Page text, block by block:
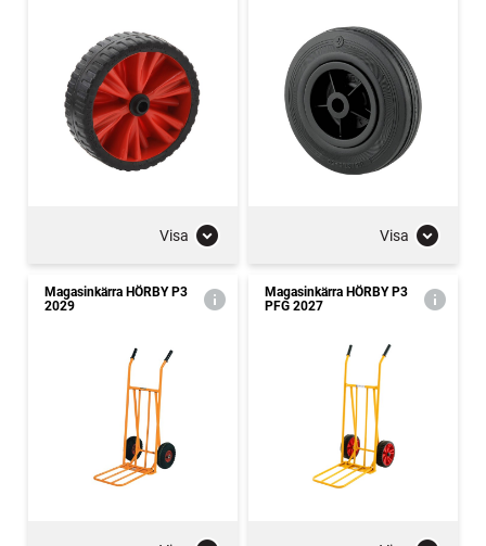
Visa Visa
Magasinkärra HÖRBY P3
2029
Magasinkärra HÖRBY P3
PFG 2027